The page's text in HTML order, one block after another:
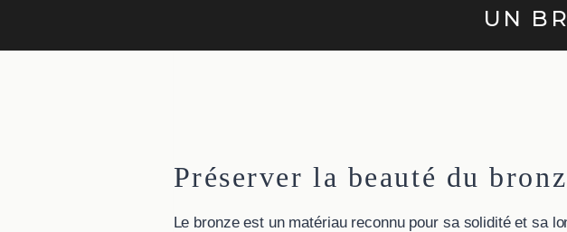
UN
Préserver la beauté du
Le bronze est un matériau reconnu pour sa solidité et sa